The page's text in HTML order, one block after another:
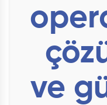
ve